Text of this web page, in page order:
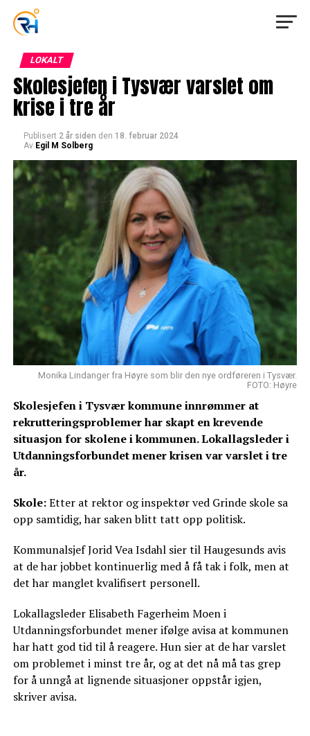
LOKALT
Skolesjefen i Tysvær varslet om
krise i tre år
Publisert 2 år siden den 18. februar 2024
Av Egil M Solberg
Monika Lindanger fra Høyre som blir den nye ordføreren i Tysvær.
FOTO: Høyre
Skolesjefen i Tysvær kommune innrømmer at
rekrutteringsproblemer har skapt en krevende
situasjon for skolene i kommunen. Lokallagsleder i
Utdanningsforbundet mener krisen var varslet i tre
år.
Skole:Etter at rektor og inspektør ved Grinde skole sa
opp samtidig, har saken blitt tatt opp politisk.
Kommunalsjef Jorid Vea Isdahl sier til Haugesunds avis
at de har jobbet kontinuerlig med å få tak i folk, men at
det har manglet kvalifisert personell.
Lokallagsleder Elisabeth Fagerheim Moen i
Utdanningsforbundet mener ifølge avisa at kommunen
har hatt god tid til å reagere. Hun sier at de har varslet
om problemet i minst tre år, og at det nå må tas grep
for å unngå at lignende situasjoner oppstår igjen,
skriver avisa.